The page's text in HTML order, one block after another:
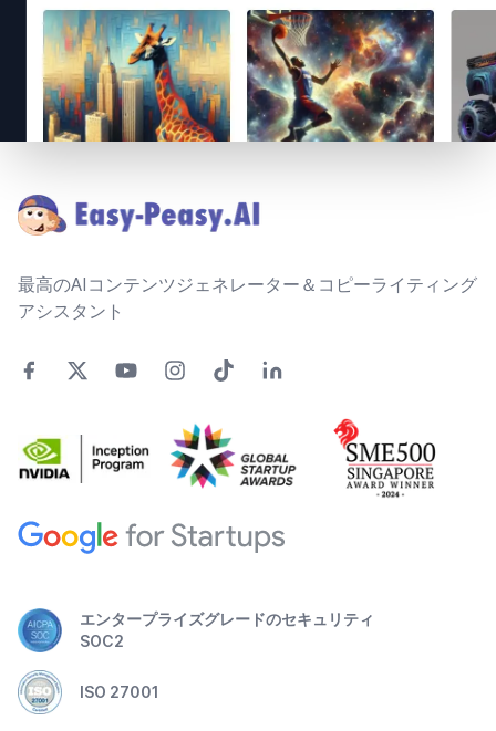
最高のAIコンテンツジェネレーター＆コピーライティング
アシスタント
エンタープライズグレードのセキュリティ
SOC2
ISO 27001